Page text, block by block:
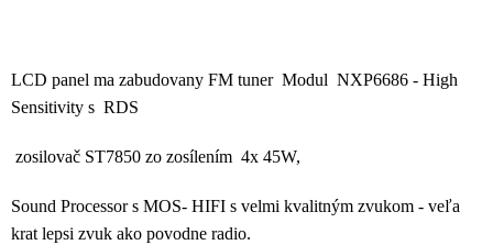
LCD panel ma zabudovany FM tuner Modul NXP6686 - High
Sensitivity s RDS
zosilovač ST7850 zo zosílením 4x 45W,
Sound Processor s MOS- HIFI s velmi kvalitným zvukom - veľa
krat lepsi zvuk ako povodne radio.